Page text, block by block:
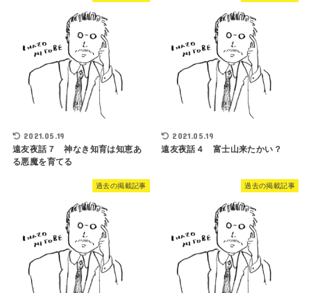
2021.05.19
遠友夜話７ 神なき知育は知恵あ
る悪魔を育てる
2021.05.19
遠友夜話４ 富士山来たかい？
過去の掲載記事 過去の掲載記事